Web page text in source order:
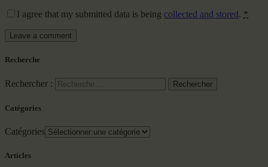
I agree that my submitted data is being collected and stored. *
Recherche
Rechercher :
Catégories
Catégories
Articles